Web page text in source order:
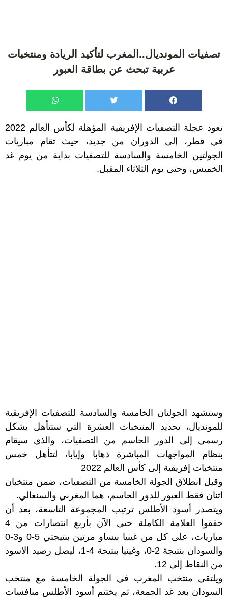
تصفيات المونديال..المغرب لتأكيد الريادة ومنتخبات
عربية تبحث عن بطاقة العبور
تعود عجلة التصفيات الإفريقية المؤهلة لكأس العالم 2022
في قطر، إلى الدوران من جديد، حيث تقام مباريات
الجولتين الخامسة والسادسة للتصفيات بداية من يوم غد
الخميس، وحتى يوم الثلاثاء المقبل.
وستشهد الجولتان الخامسة والسادسة للتصفيات الإفريقية
للمونديال، تحديد المنتخبات العشرة التي ستتأهل بشكل
رسمي إلى الدور الحاسم من التصفيات، والذي سيقام
بنظام المواجهات المباشرة ذهابا وإيابا، لتتأهل خمس
منتخبات إفريقية إلى كأس العالم 2022
وقبل انطلاق الجولة الخامسة من التصفيات، ضمن منتخبان
اثنان فقط العبور للدور الحاسم، هما المغربي والسنغالي.
ويتصدر أسود الأطلس ترتيب المجموعة التاسعة، بعد أن
حققوا العلامة الكاملة حتى الآن بأربع انتصارات من 4
مباريات، على كل من غينيا بيساو مرتين بنتيجتي 5-0 و3-0
والسودان بنتيجة 2-0، وغينيا بنتيجة 4-1، ليصل رصيد الاسود
من النقاط إلى 12.
ويلتقي منتخب المغرب في الجولة الخامسة مع منتخب
السودان بعد غد الجمعة، ثم يختتم أسود الأطلس منافسات